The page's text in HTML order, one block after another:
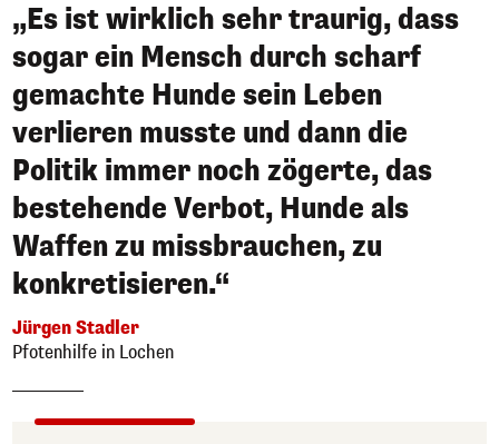
„Es ist wirklich sehr traurig, dass
sogar ein Mensch durch scharf
gemachte Hunde sein Leben
verlieren musste und dann die
Politik immer noch zögerte, das
bestehende Verbot, Hunde als
Waffen zu missbrauchen, zu
konkretisieren.“
Jürgen Stadler
Pfotenhilfe in Lochen